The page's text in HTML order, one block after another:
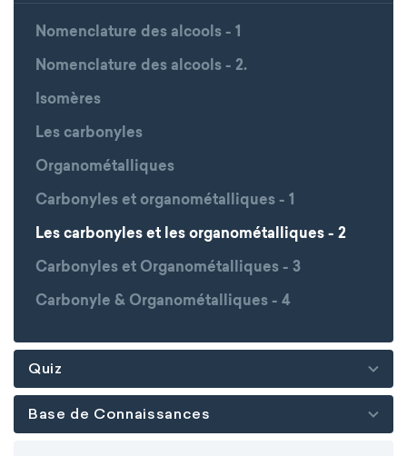
Nomenclature des alcools - 1
Nomenclature des alcools - 2.
Isomères
Les carbonyles
Organométalliques
Carbonyles et organométalliques - 1
Les carbonyles et les organométalliques - 2
Carbonyles et Organométalliques - 3
Carbonyle & Organométalliques - 4
Quiz
Base de Connaissances